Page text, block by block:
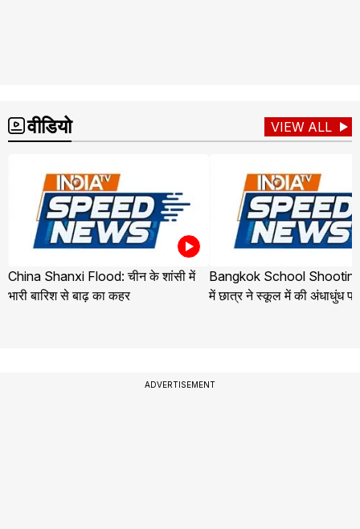
वीडियो VIEW ALL
China Shanxi Flood: चीन के शांसी में
भारी बारिश से बाढ़ का कहर
Bangkok School
में छात्र ने स्कूल में की अंधाधुंध
ADVERTISEMENT